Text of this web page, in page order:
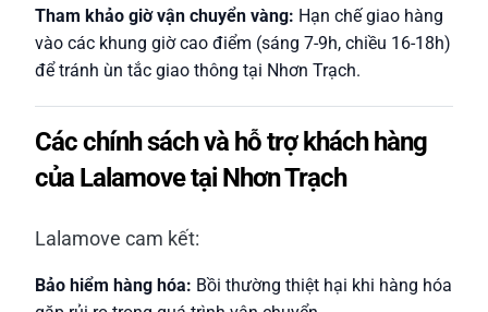
Tham khảo giờ vận chuyển vàng: Hạn chế giao hàng
vào các khung giờ cao điểm (sáng 7-9h, chiều 16-18h)
để tránh ùn tắc giao thông tại Nhơn Trạch.
Các chính sách và hỗ trợ khách hàng
của Lalamove tại Nhơn Trạch
Lalamove cam kết:
Bảo hiểm hàng hóa: Bồi thường thiệt hại khi hàng hóa